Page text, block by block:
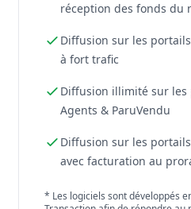
réception des fonds du
Diffusion sur les
à fort trafic
Diffusion illimité sur
Agents & ParuVendu
Diffusion sur les
avec facturation au
* Les logiciels sont développés